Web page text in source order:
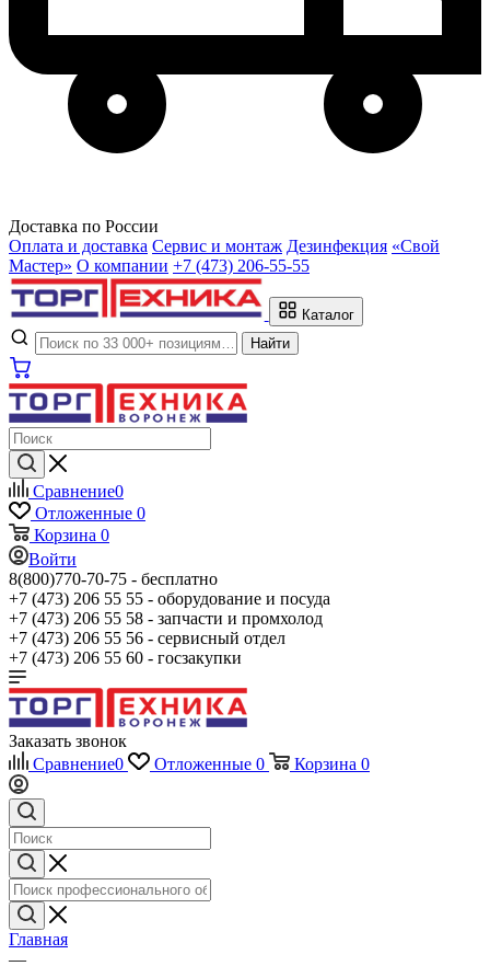
Доставка по России
Оплата и доставка Сервис и монтаж Дезинфекция «Свой
Мастер» О компании +7 (473) 206-55-55
Каталог
Найти
Сравнение0
Отложенные 0
Корзина 0
Войти
8(800)770-70-75 - бесплатно
+7 (473) 206 55 55 - оборудование и посуда
+7 (473) 206 55 58 - запчасти и промхолод
+7 (473) 206 55 56 - сервисный отдел
+7 (473) 206 55 60 - госзакупки
Заказать звонок
Сравнение0 Отложенные 0 Корзина 0
Главная
—